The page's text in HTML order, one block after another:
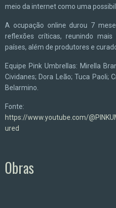
meio da internet como uma
A ocupação online durou 7
reflexões críticas, reunindo
países, além de produtores e
Equipe Pink Umbrellas: Mirella
Cividanes; Dora Leão; Tuca Paoli;
Belarmino.
Fonte:
https://www.youtube.com/
ured
Obras